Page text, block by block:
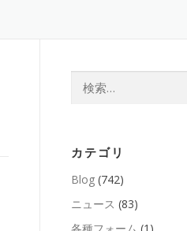
カテゴリ
Blog (742)
ニュース (83)
各種フォーム (1)